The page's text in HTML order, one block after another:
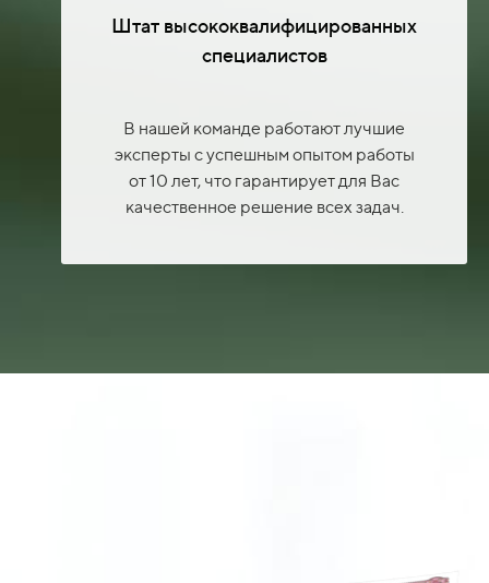
Штат высококвалифицированных
специалистов
В нашей команде работают лучшие
эксперты с успешным опытом работы
от 10 лет, что гарантирует для Вас
качественное решение всех задач.